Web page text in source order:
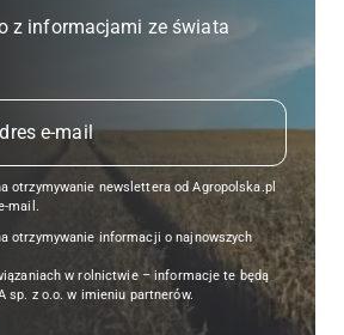
z informacjami ze świata
otrzymywanie newslettera od Agropolska.pl
mail.
otrzymywanie informacji o najnowszych
w rolnictwie – informacje te będą
sp. z o.o. w imieniu partnerów.